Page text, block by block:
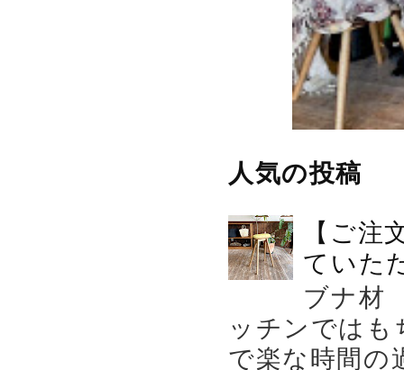
人気の投稿
【ご
ていた
ブナ材
ッチンでは
で楽な時間の